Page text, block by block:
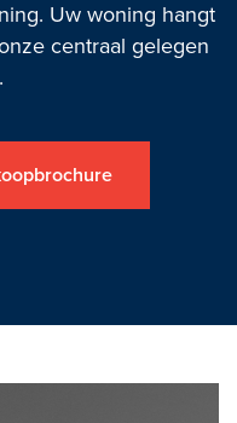
Uw woning hangt
centraal gelegen